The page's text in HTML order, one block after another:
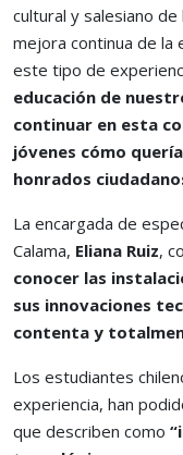
cultural y salesiano
mejora continua de la
este tipo de
educación de
continuar en esta
jóvenes cómo
honrados
La encargada de
Calama, Eliana Ruiz,
conocer las
sus innovaciones
contenta y
Los estudiantes
experiencia, han
que describen como